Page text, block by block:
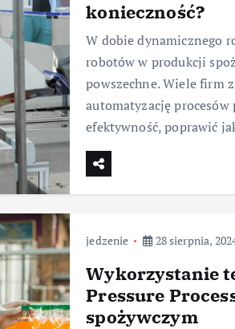
konieczność?
W dobie dynamicznego
robotów w produkcji
powszechne. Wiele firm
automatyzację
efektywność, poprawić
jedzenie 28 sierpnia,
Wykorzystanie
Pressure
spożywczym